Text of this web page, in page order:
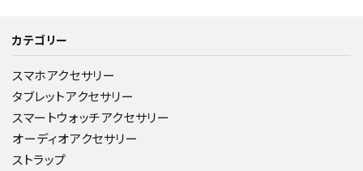
カテゴリー
スマホアクセサリー
タブレットアクセサリー
スマートウォッチアクセサリー
オーディオアクセサリー
ストラップ